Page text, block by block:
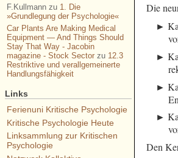
Die
Den
F.Kullmannzu 1. Die
»Grundlegung der Psychologie«
Car Plants Are Making Medical
Equipment — And Things Should
Stay That Way - Jacobin
magazine - Stock Sectorzu 12.3
Restriktive und verallgemeinerte
Handlungsfähigkeit
Links
Ferienuni Kritische Psychologie
Kritische Psychologie Heute
Linksammlung zur Kritischen
Psychologie